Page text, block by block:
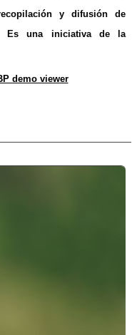
y difusión de
Es una iniciativa de la